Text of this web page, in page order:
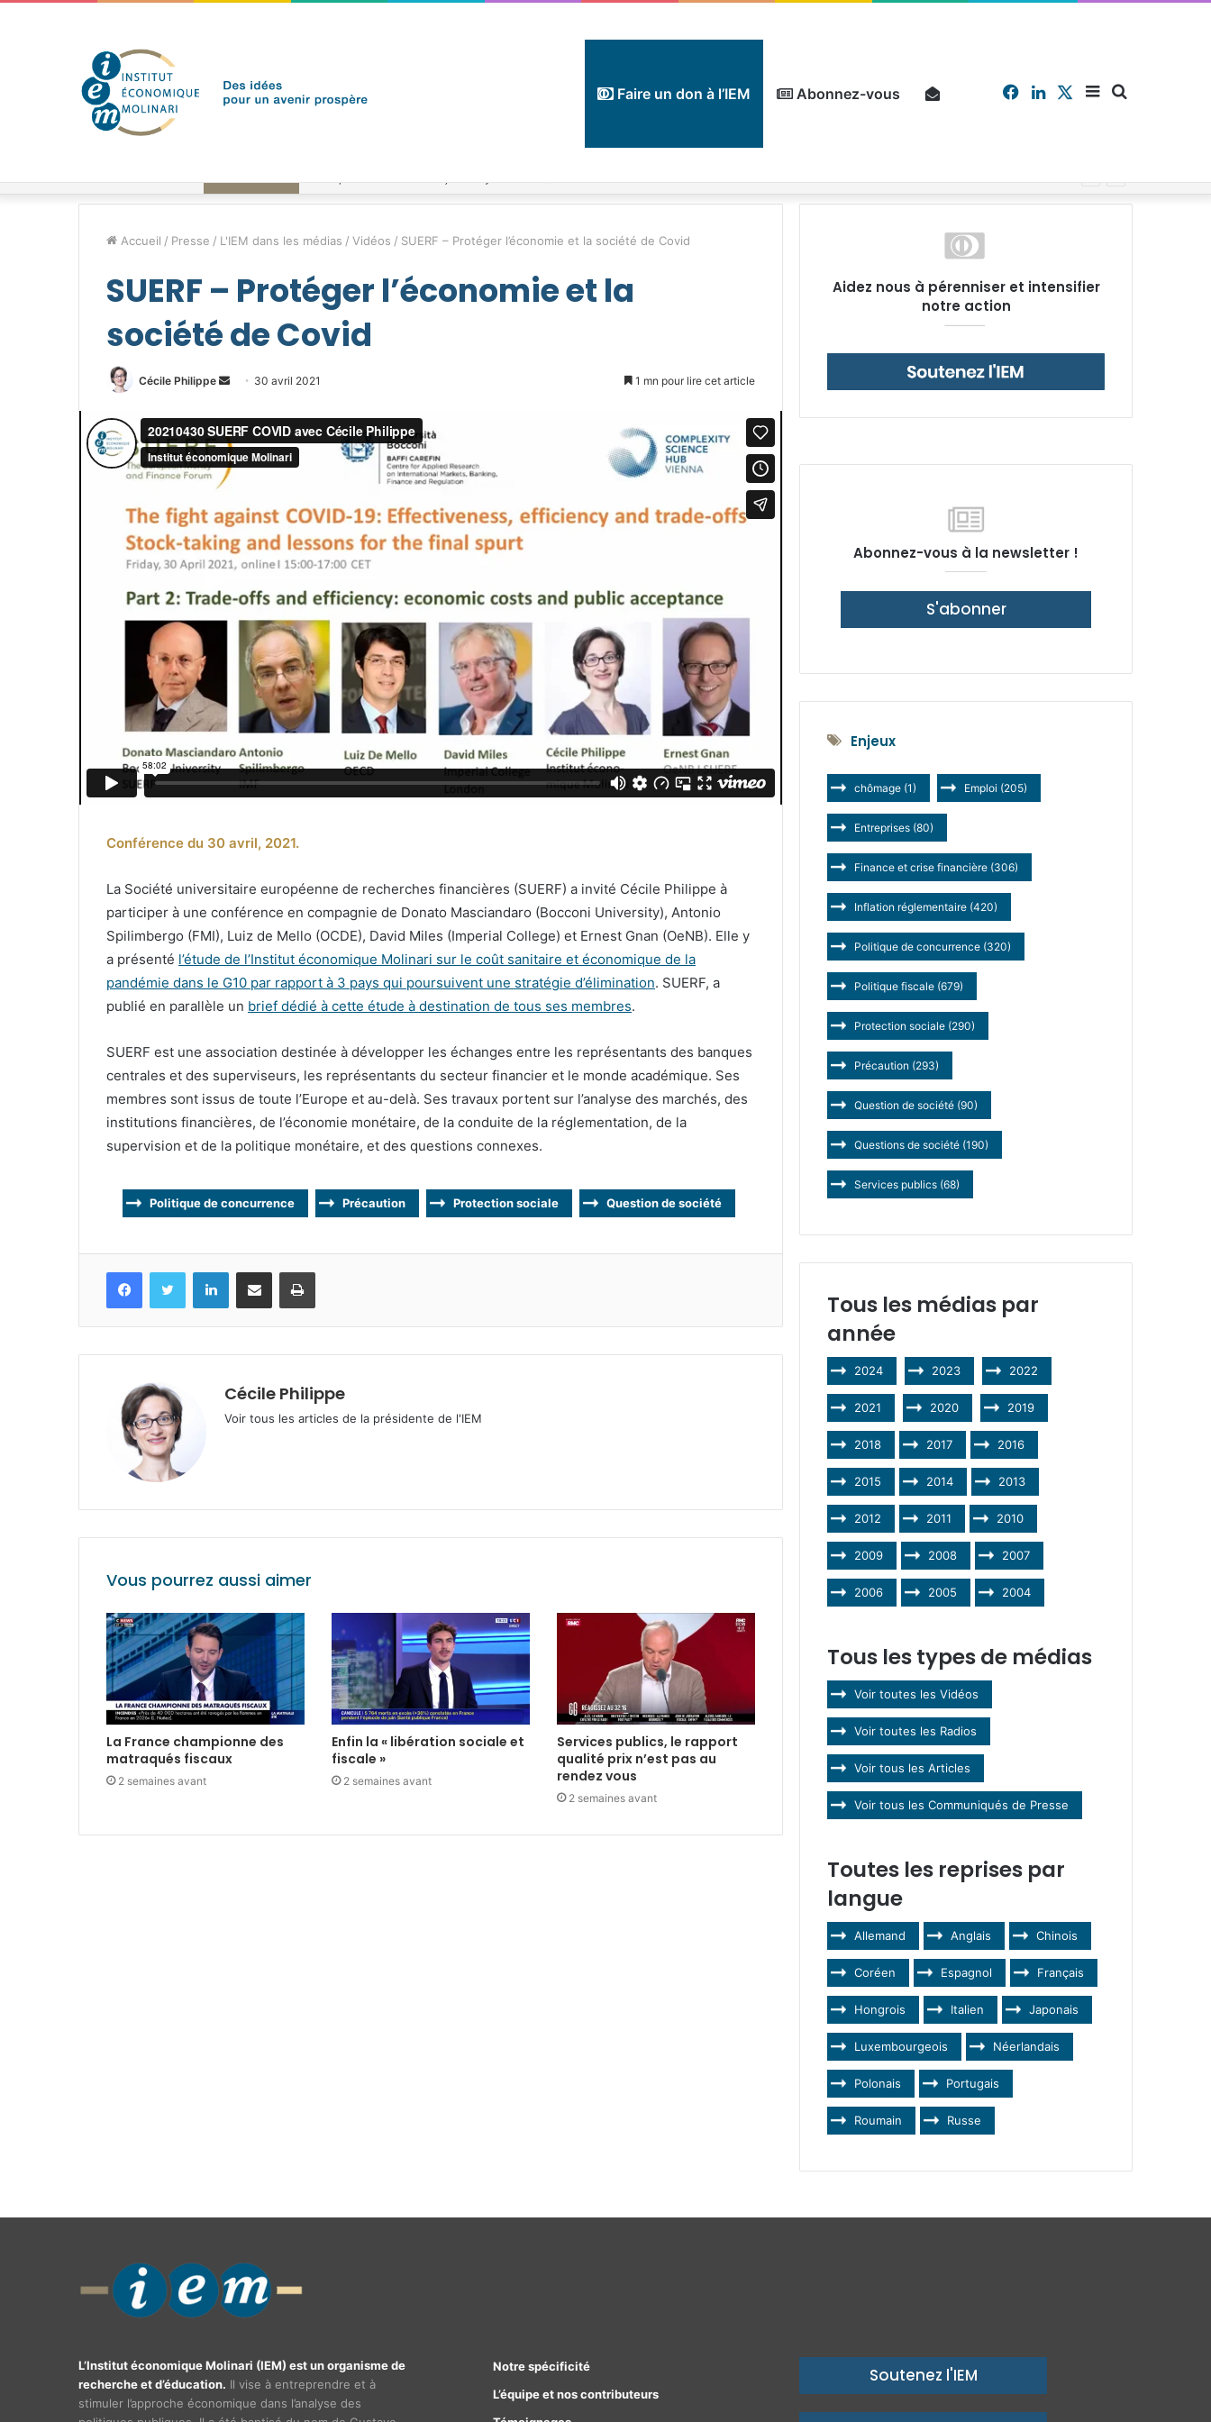
Faire un don à l’IEM Abonnez-vous Sidebar
X
Linkedin
Facebook
Accueil / Presse / L'IEM dans les médias / Vidéos / SUERF – Protéger l’économie et la société de Covid
SUERF – Protéger l’économie et la
société de Covid
Cécile Philippe
Envoyer
courriel
30 avril 2021 1 mn pour lire cet article
Conférence du 30 avril, 2021.
La Société universitaire européenne de recherches financières (SUERF) a invité Cécile Philippe à
participer à une conférence en compagnie de Donato Masciandaro (Bocconi University), Antonio
Spilimbergo (FMI), Luiz de Mello (OCDE), David Miles (Imperial College) et Ernest Gnan (OeNB). Elle y
a présenté l’étude de l’Institut économique Molinari sur le coût sanitaire et économique de la
pandémie dans le G10 par rapport à 3 pays qui poursuivent une stratégie d’élimination. SUERF, a
publié en parallèle un brief dédié à cette étude à destination de tous ses membres.
SUERF est une association destinée à développer les échanges entre les représentants des banques
centrales et des superviseurs, les représentants du secteur financier et le monde académique. Ses
membres sont issus de toute l’Europe et au-delà. Ses travaux portent sur l’analyse des marchés, des
institutions financières, de l’économie monétaire, de la conduite de la réglementation, de la
supervision et de la politique monétaire, et des questions connexes.
Politique de concurrence Précaution Protection sociale Question de société
FacebookTwitter LinkedinPartagez par mail Imprimez
Cécile Philippe
Voir tous les articles de la présidente de l'IEM
Vous pourrez aussi aimer
La France championne des
matraqués fiscaux
2 semaines avant
Enfin la « libération sociale et
fiscale »
2 semaines avant
Services publics, le rapport
qualité prix n’est pas au
rendez vous
2 semaines avant
Aidez nous à pérenniser et intensifier
notre action
Abonnez-vous à la newsletter !
S'abonner
Enjeux
chômage (1) Emploi (205)
Entreprises (80)
Finance et crise financière (306)
Inflation réglementaire (420)
Politique de concurrence (320)
Politique fiscale (679)
Protection sociale (290)
Précaution (293)
Question de société (90)
Questions de société (190)
Services publics (68)
Tous les médias par
année
2024 2023 2022
2021 2020 2019
2018 2017 2016
2015 2014 2013
2012 2011 2010
2009 2008 2007
2006 2005 2004
Tous les types de médias
Voir toutes les Vidéos
Voir toutes les Radios
Voir tous les Articles
Voir tous les Communiqués de Presse
Toutes les reprises par
langue
Allemand Anglais Chinois
Coréen Espagnol Français
Hongrois Italien Japonais
Luxembourgeois Néerlandais
Polonais Portugais
Roumain Russe
L’Institut économique Molinari (IEM) est un organisme de
recherche et d’éducation. Il vise à entreprendre et à
stimuler l’approche économique dans l’analyse des
Notre spécificité
L’équipe et nos contributeurs
Soutenez l'IEM